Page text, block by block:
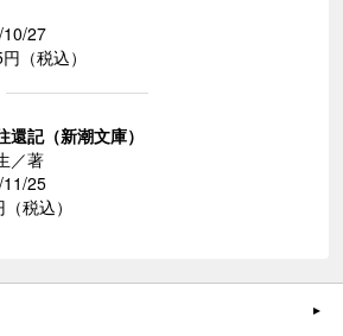
27
（税込）
還記（新潮文庫）
／著
25
税込）